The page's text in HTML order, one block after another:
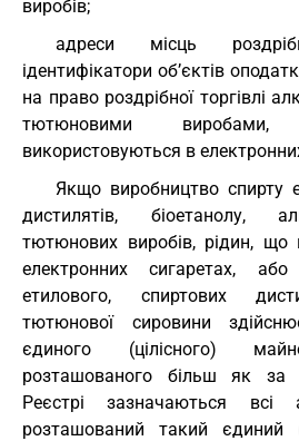
виробів;
адреси місць
ідентифікатори об’єктів
на право роздрібної торгівлі
тютюновими
використовуються в
Якщо виробництво спирту
дистилятів, біоетанолу,
тютюнових виробів, рідин, що
електронних сигаретах, або
етилового, спиртових
тютюнової сировини
єдиного (цілісного)
розташованого більш як
Реєстрі зазначаються
розташований такий єдиний